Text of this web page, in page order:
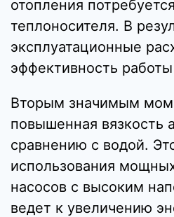
отопления
теплоносителя. В
эксплуатационные
эффективность
Вторым значимым
повышенная вязкость
сравнению с водой.
использования
насосов с высоким
ведет к увеличению